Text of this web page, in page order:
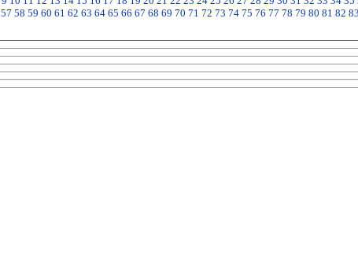
57 58 59 60 61 62 63 64 65 66 67 68 69 70 71 72 73 74 75 76 77 78 79 80 81 82 83